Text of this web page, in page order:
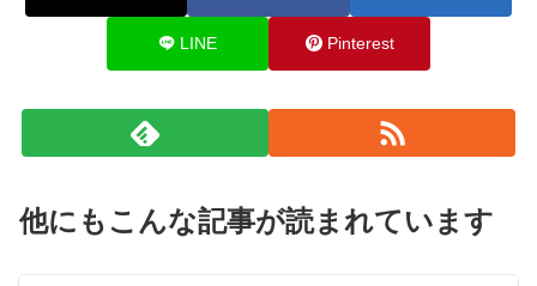
LINE Pinterest
他にもこんな記事が読まれています